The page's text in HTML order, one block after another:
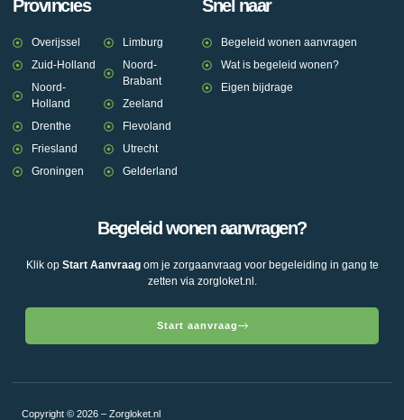
Provincies
Overijssel
Zuid-Holland
Noord-
Holland
Drenthe
Friesland
Groningen
Limburg
Noord-
Brabant
Zeeland
Flevoland
Utrecht
Gelderland
Snel naar
Begeleid wonen aanvragen
Wat is begeleid wonen?
Eigen bijdrage
Begeleid wonen aanvragen?
Klik op Start Aanvraagom je zorgaanvraag voor begeleiding in gang te
zetten via zorgloket.nl.
Start aanvraag
Copyright © 2026 – Zorgloket.nl